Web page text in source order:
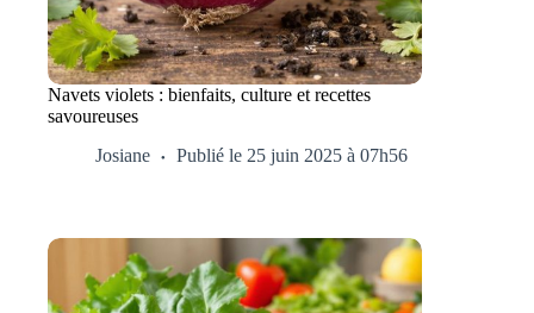
Navets violets : bienfaits, culture et recettes
savoureuses
Josiane
Publié le 25 juin 2025 à 07h56